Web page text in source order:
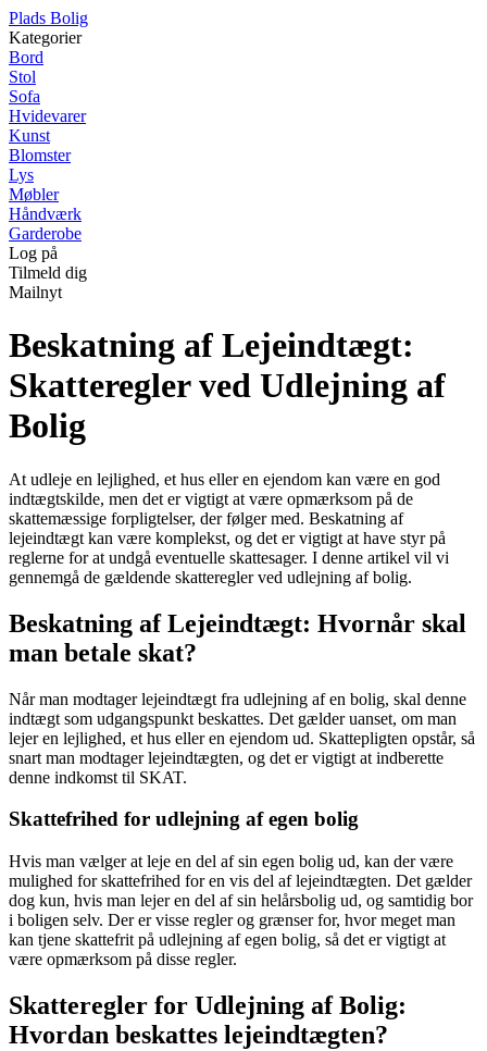
Plads Bolig
Kategorier
Bord
Stol
Sofa
Hvidevarer
Kunst
Blomster
Lys
Møbler
Håndværk
Garderobe
Log på
Tilmeld dig
Mailnyt
Beskatning af Lejeindtægt:
Skatteregler ved Udlejning af
Bolig
At udleje en lejlighed, et hus eller en ejendom kan være en god
indtægtskilde, men det er vigtigt at være opmærksom på de
skattemæssige forpligtelser, der følger med. Beskatning af
lejeindtægt kan være komplekst, og det er vigtigt at have styr på
reglerne for at undgå eventuelle skattesager. I denne artikel vil vi
gennemgå de gældende skatteregler ved udlejning af bolig.
Beskatning af Lejeindtægt: Hvornår skal
man betale skat?
Når man modtager lejeindtægt fra udlejning af en bolig, skal denne
indtægt som udgangspunkt beskattes. Det gælder uanset, om man
lejer en lejlighed, et hus eller en ejendom ud. Skattepligten opstår, så
snart man modtager lejeindtægten, og det er vigtigt at indberette
denne indkomst til SKAT.
Skattefrihed for udlejning af egen bolig
Hvis man vælger at leje en del af sin egen bolig ud, kan der være
mulighed for skattefrihed for en vis del af lejeindtægten. Det gælder
dog kun, hvis man lejer en del af sin helårsbolig ud, og samtidig bor
i boligen selv. Der er visse regler og grænser for, hvor meget man
kan tjene skattefrit på udlejning af egen bolig, så det er vigtigt at
være opmærksom på disse regler.
Skatteregler for Udlejning af Bolig:
Hvordan beskattes lejeindtægten?